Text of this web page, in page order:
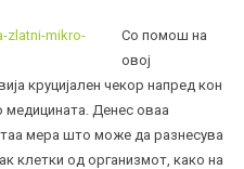
Со помош на
овој
круцијален чекор напред кон
медицината. Денес оваа
мера што може да разнесува
клетки од организмот, како на